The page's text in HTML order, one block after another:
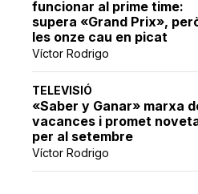
funcionar al prime time:
supera «Grand Prix»,
les onze cau en picat
Víctor Rodrigo
TELEVISIÓ
«Saber y Ganar» marxa
vacances i promet
per al setembre
Víctor Rodrigo